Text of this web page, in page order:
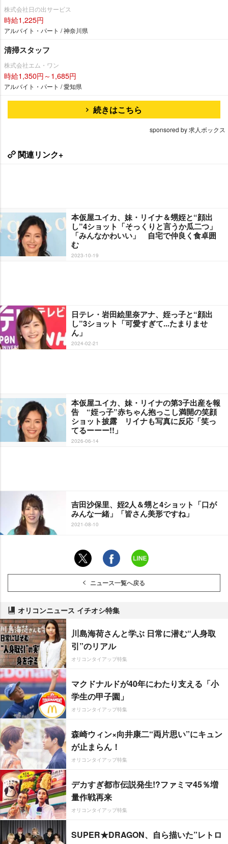
株式会社日の出サービス
時給1,225円
アルバイト・パート / 神奈川県
清掃スタッフ
株式会社エム・ワン
時給1,350円～1,685円
アルバイト・パート / 愛知県
続きはこちら
sponsored by 求人ボックス
関連リンク+
本仮屋ユイカ、妹・リイナ＆甥姪と“顔出
し”4ショット「そっくりと言うか瓜二つ」
「みんなかわいい」 自宅で仲良く食卓囲
む
2023-10-19
日テレ・岩田絵里奈アナ、姪っ子と“顔出
し”3ショット「可愛すぎて...たまりませ
ん」
2024-02-21
本仮屋ユイカ、妹・リイナの第3子出産を報
告 “姪っ子”赤ちゃん抱っこし満開の笑顔
ショット披露 リイナも写真に反応「笑っ
てるーーー!!」
2026-06-14
吉田沙保里、姪2人＆甥と4ショット「口が
みんな一緒」「皆さん美形ですね」
2021-08-10
ニュース一覧へ戻る
オリコンニュース イチオシ特集
川島海荷さんと学ぶ 日常に潜む“人身取
引”のリアル
オリコンタイアップ特集
マクドナルドが40年にわたり支える「小
学生の甲子園」
オリコンタイアップ特集
森崎ウィン×向井康二“両片思い”にキュン
が止まらん！
オリコンタイアップ特集
デカすぎ都市伝説発生!?ファミマ45％増
量作戦再来
オリコンタイアップ特集
SUPER★DRAGON、自ら描いた”レトロ